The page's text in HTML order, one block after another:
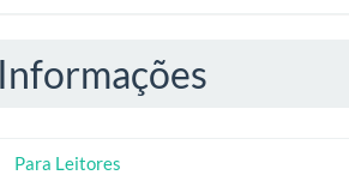
Informações
Para Leitores